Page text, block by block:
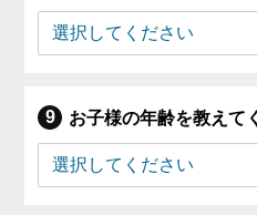
お子様の年齢を教えて